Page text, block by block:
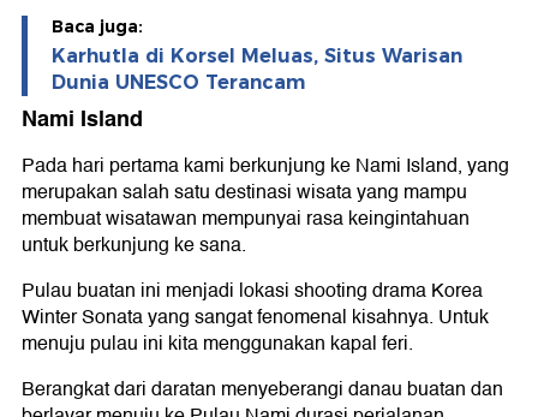
Baca juga:
Karhutla di Korsel Meluas, Situs Warisan
Dunia UNESCO Terancam
Nami Island
Pada hari pertama kami berkunjung ke Nami Island, yang
merupakan salah satu destinasi wisata yang mampu
membuat wisatawan mempunyai rasa keingintahuan
untuk berkunjung ke sana.
Pulau buatan ini menjadi lokasi shooting drama Korea
Winter Sonata yang sangat fenomenal kisahnya. Untuk
menuju pulau ini kita menggunakan kapal feri.
Berangkat dari daratan menyeberangi danau buatan dan